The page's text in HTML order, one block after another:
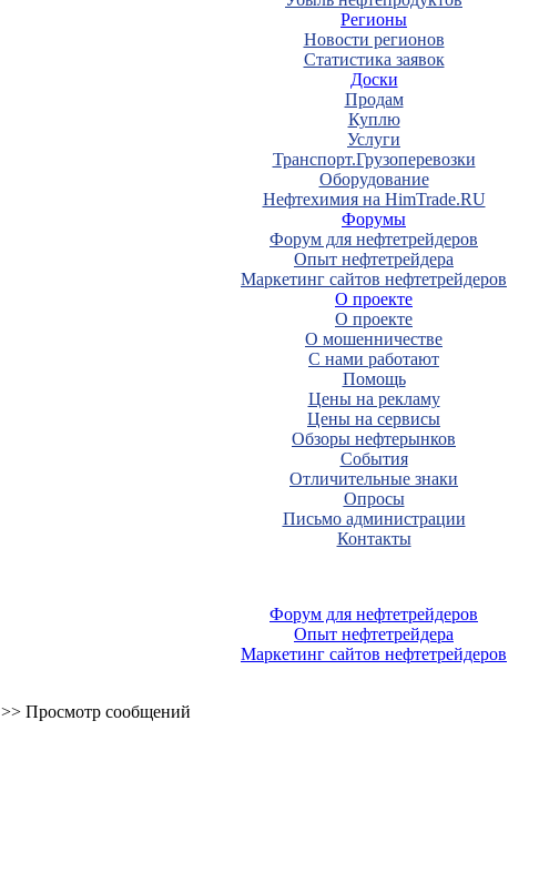
Регионы
Новости регионов
Статистика заявок
Доски
Продам
Куплю
Услуги
Транспорт.Грузоперевозки
Оборудование
Нефтехимия на HimTrade.RU
Форумы
Форум для нефтетрейдеров
Опыт нефтетрейдера
Маркетинг сайтов нефтетрейдеров
О проекте
О проекте
О мошенничестве
С нами работают
Помощь
Цены на рекламу
Цены на сервисы
Обзоры нефтерынков
События
Отличительные знаки
Опросы
Письмо администрации
Контакты
Форум для нефтетрейдеров
Опыт нефтетрейдера
Маркетинг сайтов нефтетрейдеров
>> Просмотр сообщений